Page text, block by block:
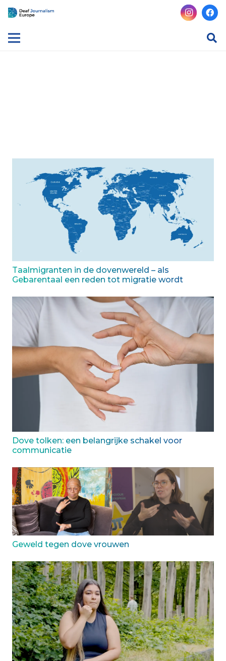
Taalmigranten in de dovenwereld – als
Gebarentaal een reden tot migratie wordt
Dove tolken: een belangrijke schakel voor
communicatie
Geweld tegen dove vrouwen